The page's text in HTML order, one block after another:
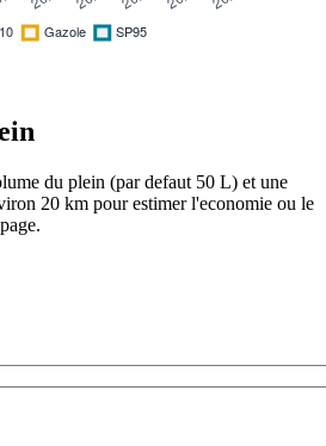
du plein (par defaut 50 L) et une
20 km pour estimer l'economie ou le